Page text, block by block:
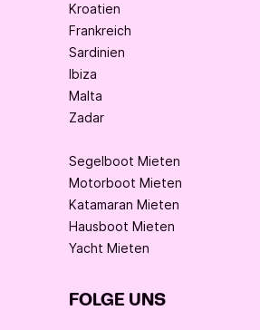
Kroatien
Frankreich
Sardinien
Ibiza
Malta
Zadar
Segelboot Mieten
Motorboot Mieten
Katamaran Mieten
Hausboot Mieten
Yacht Mieten
FOLGE UNS